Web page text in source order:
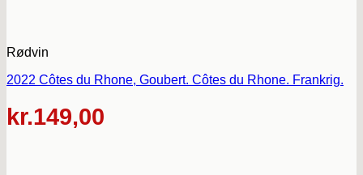
Rødvin
2022 Côtes du Rhone, Goubert. Côtes du Rhone. Frankrig.
kr.149,00